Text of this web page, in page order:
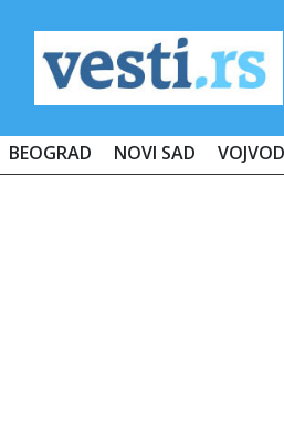
BEOGRAD NOVI SAD